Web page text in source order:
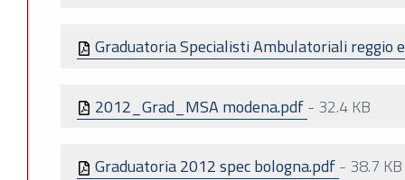
Graduatoria Specialisti Ambulatoriali reggio
2012_Grad_MSA modena.pdf- 32.4 KB
Graduatoria 2012 spec bologna.pdf- 38.7 KB